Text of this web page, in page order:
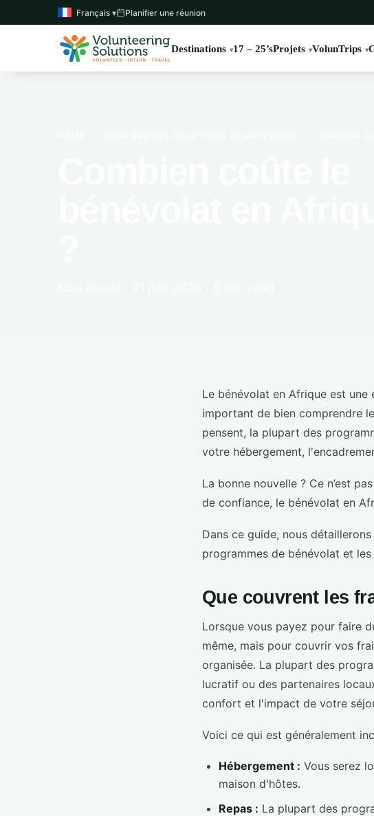
Français ▾ Planifier une réunion
Destinations 17 – 25’sProjets VolunTrips
Le bénévolat en Afrique est une
important de bien comprendre
pensent, la plupart des
votre hébergement,
La bonne nouvelle ? Ce n’est
de confiance, le bénévolat en
Dans ce guide, nous
programmes de bénévolat et
Que couvrent les
Lorsque vous payez pour faire
même, mais pour couvrir vos
organisée. La plupart des
lucratif ou des partenaires
confort et l'impact de votre
Voici ce qui est généralement
Hébergement : Vous serez
maison d'hôtes.
Repas : La plupart des